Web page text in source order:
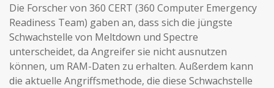
Die Forscher von 360 CERT (360 Computer Emergency
Readiness Team) gaben an, dass sich die jüngste
Schwachstelle von Meltdown und Spectre
unterscheidet, da Angreifer sie nicht ausnutzen
können, um RAM-Daten zu erhalten. Außerdem kann
die aktuelle Angriffsmethode, die diese Schwachstelle